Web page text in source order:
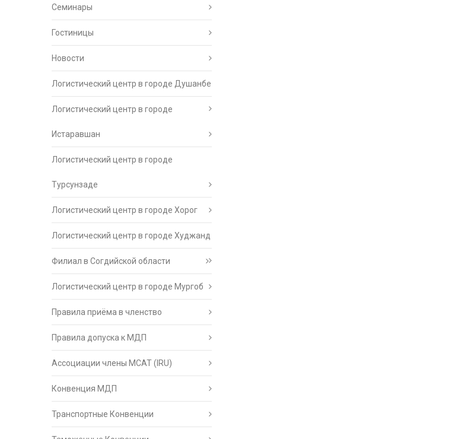
Семинары
Гостиницы
Новости
Логистический центр в городе Душанбе
Логистический центр в городе
Истаравшан
Логистический центр в городе
Турсунзаде
Логистический центр в городе Хорог
Логистический центр в городе Худжанд
Филиал в Согдийской области
Логистический центр в городе Мургоб
Правила приёма в членство
Правила допуска к МДП
Ассоциации члены МСАТ (IRU)
Конвенция МДП
Транспортные Конвенции